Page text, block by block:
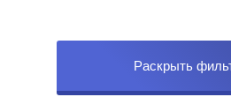
Раскрыть